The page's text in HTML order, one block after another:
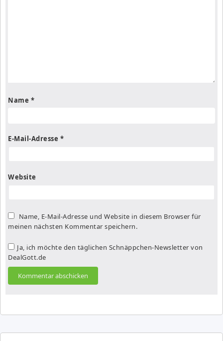
Name *
E-Mail-Adresse *
Website
Name, E-Mail-Adresse und Website in diesem Browser für
meinen nächsten Kommentar speichern.
Ja, ich möchte den täglichen Schnäppchen-Newsletter von
DealGott.de